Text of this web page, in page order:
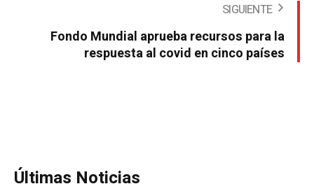
SIGUIENTE
Fondo Mundial aprueba recursos para la
respuesta al covid en cinco países
Últimas Noticias